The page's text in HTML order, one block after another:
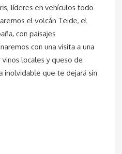
líderes en vehículos todo
el volcán Teide, el
con paisajes
con una visita a una
locales y queso de
inolvidable que te dejará sin